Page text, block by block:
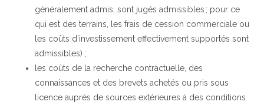
généralement admis, sont jugés admissibles ; pour ce
qui est des terrains, les frais de cession commerciale ou
les coûts d’investissement effectivement supportés sont
admissibles) ;
les coûts de la recherche contractuelle, des
connaissances et des brevets achetés ou pris sous
licence auprès de sources extérieures à des conditions